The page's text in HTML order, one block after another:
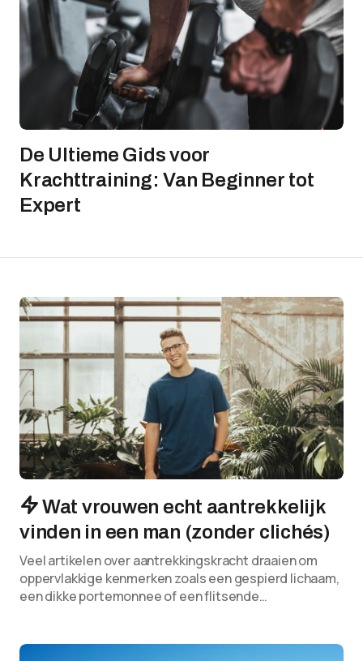
De Ultieme Gids voor
Krachttraining: Van Beginner tot
Expert
Wat vrouwen echt aantrekkelijk
vinden in een man (zonder clichés)
Veel artikelen over aantrekkingskracht draaien om
oppervlakkige kenmerken zoals een gespierd lichaam,
een dikke portemonnee of een flitsende…